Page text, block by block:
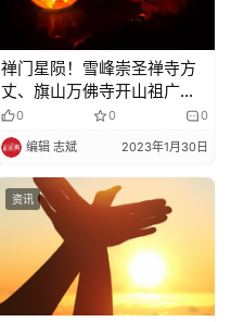
禅门星陨！雪峰崇圣禅寺方
丈、旗山万佛寺开山祖广霖
老和尚安详示寂
0 0 0
编辑 志斌 2023年1月30日
资讯